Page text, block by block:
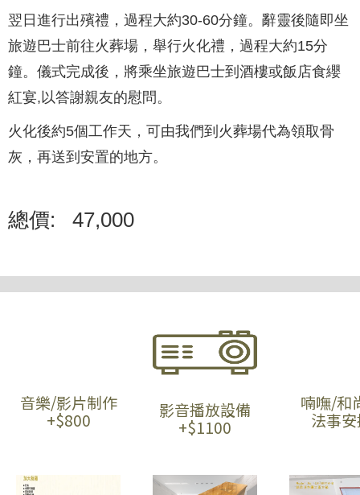
翌日進行出殯禮，過程大約30-60分鐘。辭靈後隨即坐
旅遊巴士前往火葬場，舉行火化禮，過程大約15分
鐘。儀式完成後，將乘坐旅遊巴士到酒樓或飯店食纓
紅宴,以答謝親友的慰問。
火化後約5個工作天，可由我們到火葬場代為領取骨
灰，再送到安置的地方。
總價: 47,000
音樂/影片制作
+$800
影音播放設備
+$1100
喃嘸/和
法事